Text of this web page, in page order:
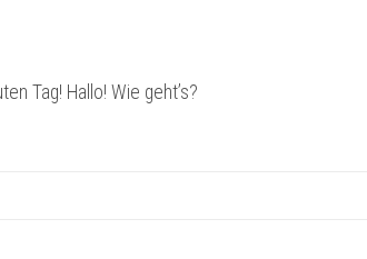
Tag! Hallo! Wie geht’s?